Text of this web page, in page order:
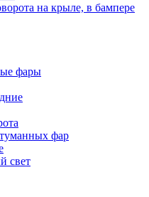
на крыле, в бампере
фары
фар
свет